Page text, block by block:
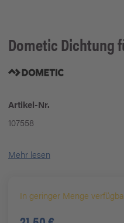
Dometic Dichtung
Artikel-Nr.
107558
Mehr lesen
In geringer Menge